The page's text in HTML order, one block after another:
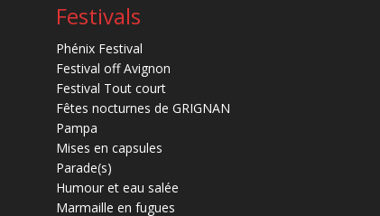
Festivals
Phénix Festival
Festival off Avignon
Festival Tout court
Fêtes nocturnes de GRIGNAN
Pampa
Mises en capsules
Parade(s)
Humour et eau salée
Marmaille en fugues